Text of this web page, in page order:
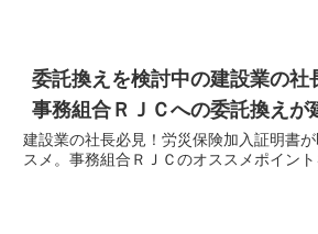
委託換えを検討中の建設業の社
事務組合ＲＪＣへの委託換え
建設業の社長必見！労災保険加入証明書
スメ。事務組合ＲＪＣのオススメポイント